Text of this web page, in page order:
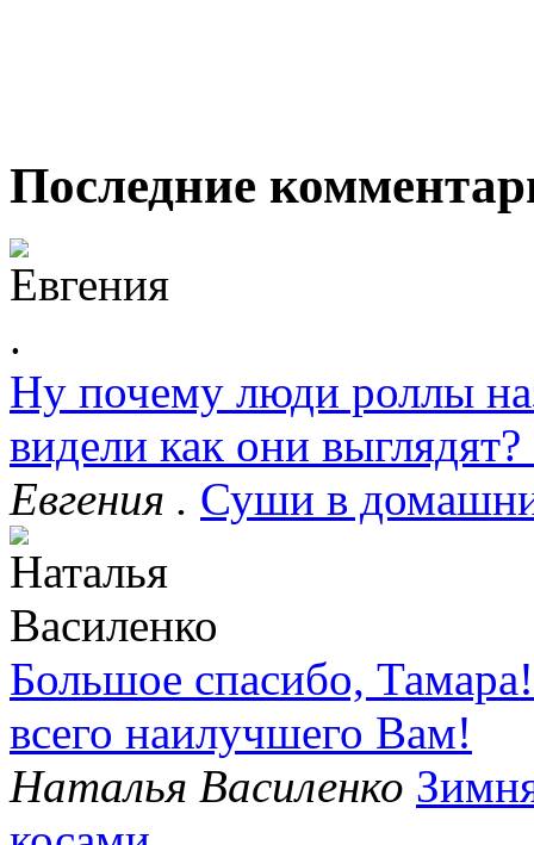
Последние
Ну почему люди роллы
видели как они
Евгения . Суши в
Большое спасибо,
всего наилучшего Вам!
Наталья Василенко